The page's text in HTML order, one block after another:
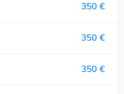
350 €
350 €
350 €